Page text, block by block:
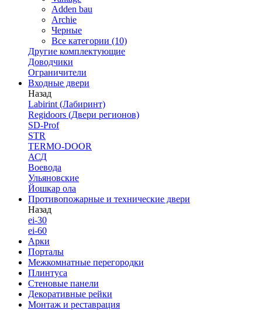
Adden bau
Archie
Черные
Все категории (10)
Другие комплектующие
Доводчики
Ограничители
Входные двери
Назад
Labirint (Лабиринт)
Regidoors (Двери регионов)
SD-Prof
STR
TERMO-DOOR
АСД
Воевода
Ульяновские
Йошкар ола
Противопожарные и технические двери
Назад
ei-30
ei-60
Арки
Порталы
Межкомнатные перегородки
Плинтуса
Стеновые панели
Декоративные рейки
Монтаж и реставрация